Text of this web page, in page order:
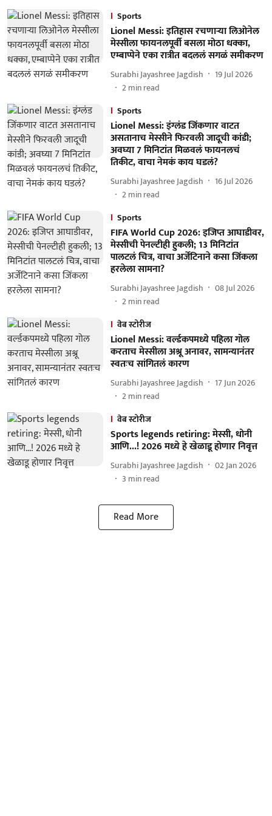
Sports
Lionel Messi: इतिहास रचणाऱ्या लिओनेल
मेस्सीला फायनलपूर्वी बसला मोठा धक्का,
एम्बाप्पेने एका रात्रीत बदललं सगळं समीकरण
Surabhi Jayashree Jagdish
19 Jul 2026
2min read
Sports
Lionel Messi: इंग्लंड जिंकणार वाटत
असतानाच मेस्सीने फिरवली जादूची कांडी;
अवघ्या 7 मिनिटांत मिळवलं फायनलचं
तिकीट, वाचा नेमकं काय घडलं?
Surabhi Jayashree Jagdish
16 Jul 2026
2min read
Sports
FIFA World Cup 2026: इजिप्त आघाडीवर,
मेस्सीची पेनल्टीही हुकली; 13 मिनिटांत
पालटलं चित्र, वाचा अर्जेंटिनाने कसा जिंकला
हरलेला सामना?
Surabhi Jayashree Jagdish
08 Jul 2026
2min read
वेब स्टोरीज
Lionel Messi: वर्ल्डकपमध्ये पहिला गोल
करताच मेस्सीला अश्रू अनावर, सामन्यानंतर
स्वतःच सांगितलं कारण
Surabhi Jayashree Jagdish
17 Jun 2026
2min read
वेब स्टोरीज
Sports legends retiring: मेस्सी, धोनी
आणि...! 2026 मध्ये हे खेळाडू होणार निवृत्त
Surabhi Jayashree Jagdish
02 Jan 2026
3 min read
Read More